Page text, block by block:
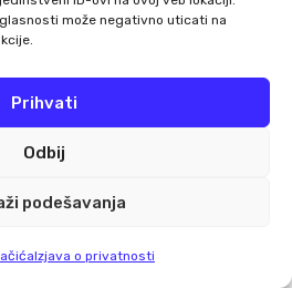
može negativno uticati na
Prihvati
Odbij
podešavanja
Izjava o privatnosti